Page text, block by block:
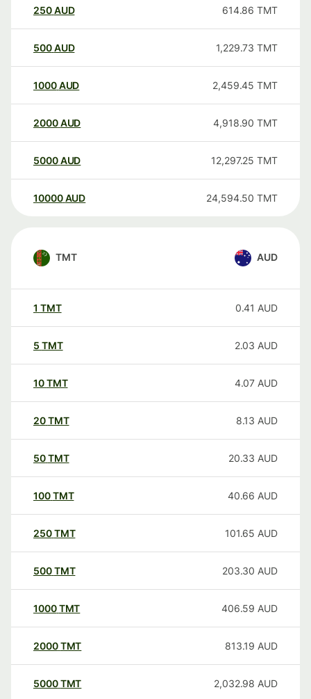
250AUD 614.86 TMT
500AUD 1,229.73 TMT
1000AUD 2,459.45 TMT
2000AUD 4,918.90 TMT
5000AUD 12,297.25 TMT
10000 AUD 24,594.50 TMT
TMT AUD
1 TMT 0.41 AUD
5 TMT 2.03 AUD
10TMT 4.07 AUD
20TMT 8.13 AUD
50TMT 20.33 AUD
100TMT 40.66 AUD
250TMT 101.65 AUD
500TMT 203.30 AUD
1000TMT 406.59 AUD
2000TMT 813.19 AUD
5000TMT 2,032.98 AUD